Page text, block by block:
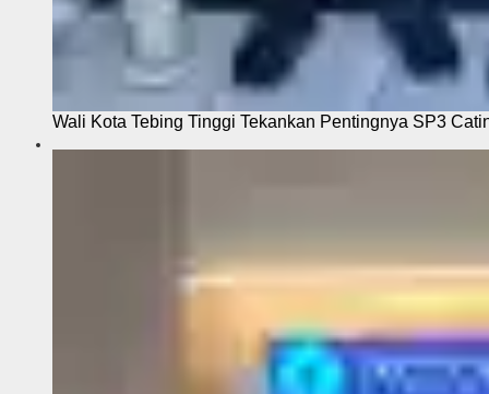
Wali Kota Tebing Tinggi Tekankan Pentingnya SP3